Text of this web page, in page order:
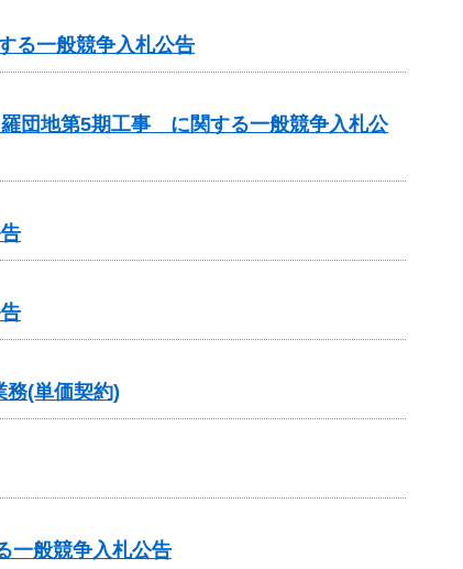
る一般競争入札公告
団地第5期工事 に関する一般競争入札公
務(単価契約)
一般競争入札公告